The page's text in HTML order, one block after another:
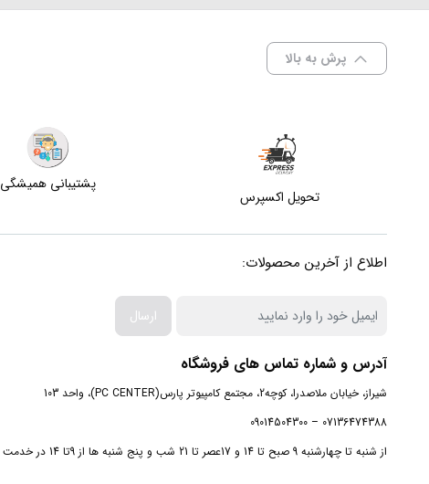
پرش به بالا
تحویل اکسپرس
پشتیبانی همیشگی
اطلاع از آخرین محصولات:
ارسال
آدرس و شماره تماس های فروشگاه
شیراز، خیابان ملاصدرا، کوچه2، مجتمع کامپیوتر پارس(PC CENTER)، واحد 103
07136474388 – 09014504300
از شنبه تا چهارشنبه 9 صبح تا 14 و 17عصر تا 21 شب و پنج شنبه ها از 9تا 14 در خدمت شما هستیم.